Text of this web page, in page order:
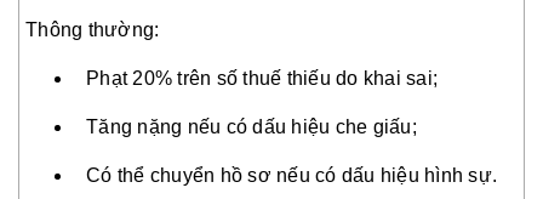
Thông thường:
Phạt 20% trên số thuế thiếu do khai sai;
Tăng nặng nếu có dấu hiệu che giấu;
Có thể chuyển hồ sơ nếu có dấu hiệu hình sự.